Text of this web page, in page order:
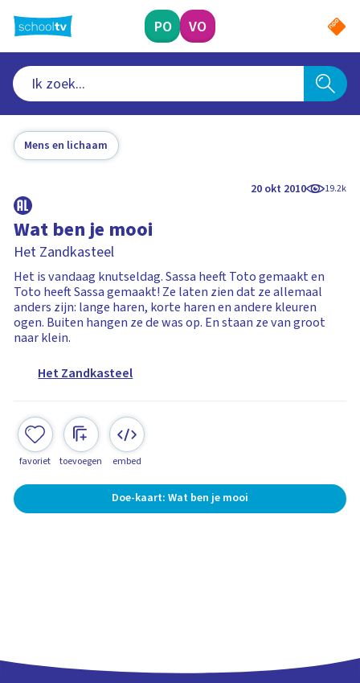
naar
hoofdinhoud
PO VO
Mens en lichaam
20 okt 2010 19.2k
Wat ben je mooi
Het Zandkasteel
Het is vandaag knutseldag. Sassa heeft Toto gemaakt en
Toto heeft Sassa gemaakt! Ze laten zien dat ze allemaal
anders zijn: lange haren, korte haren en andere kleuren
ogen. Buiten hangen ze de was op. En staan ze van groot
naar klein.
Het Zandkasteel
favoriet toevoegen embed
Doe-kaart: Wat ben je mooi